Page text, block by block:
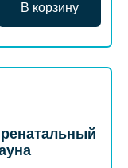
В корзину